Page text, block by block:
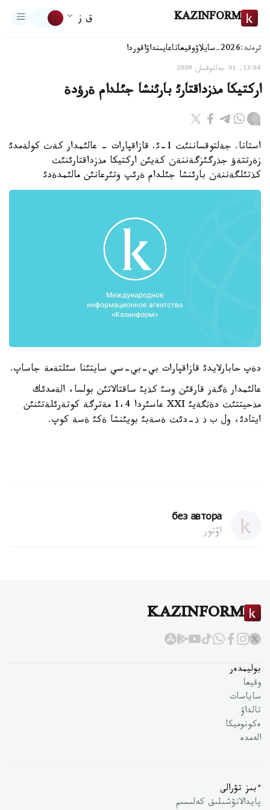
KAZINFORM ق ز
ترەند:2026-سايلاۋ وقيعاتاعايىنداۋاقوردا
13:04, 01 جەلتوقسان 2009
اركتيكا مذزداقتارئ بارئنشا جئلدام ةرؤدة
استانا. جةلتوقساننئث 1-ئ. قازاقپارات - عالئمدار كةث كولةمدئ
زةرتتةؤ جذرگئزگةننةن كةيئن اركتيكا مذزداقتارئنئث
كذتئلگةننةن بارئنشا جئلدام ةرئپ وتئرعانئن مالئمدةدئ
دةپ حابارلايدئ قازاقپارات بي-بي-سي سايتئنا سئلتةمة جاساپ.
عالئمدار ةگةر قارقئن وسئ كذيئ ساقتالاتئن بولسا، الةمدئك
مذحيتتئث دةثگةيئ XXI عاسئردا 1،4 مةترگة كوتةرئلةتئنئن
ايتادئ، ول ب ذ ذ-دئث ةسةبئ بويئنشا ةكئ ةسة كوپ.
без автора
اۆتور
KAZINFORM
بوليمدەر
وقيعا
ساياسات
تالداۋ
ەكونوميكا
الەمدە
ءبىز تۋرالى
پايدالانۋشىلىق كەلىسىم